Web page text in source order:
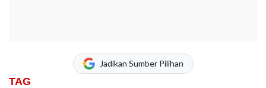
Jadikan Sumber Pilihan
TAG